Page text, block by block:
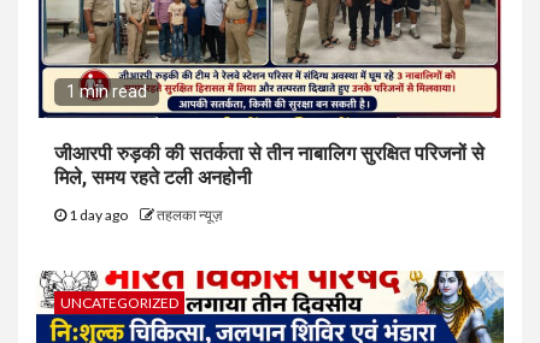
1 min read
जीआरपी रुड़की की सतर्कता से तीन नाबालिग सुरक्षित परिजनों से
मिले, समय रहते टली अनहोनी
1 day ago तहलका न्यूज़
UNCATEGORIZED